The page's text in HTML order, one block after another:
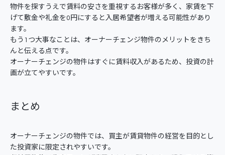
物件を探すうえで賃料の安さを重視するお客様が多く、家賃を下
げて敷金や礼金を0円にすると入居希望者が増える可能性があり
ます。
もう1つ大事なことは、オーナーチェンジ物件のメリットをきち
んと伝える点です。
オーナーチェンジの物件はすぐに賃料収入があるため、投資の計
画が立てやすいです。
まとめ
オーナーチェンジの物件では、買主が賃貸物件の経営を目的とし
た投資家に限定されやすいです。